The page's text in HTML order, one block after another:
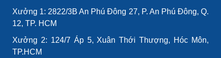
Xưởng 1: 2822/3B An Phú Đông 27, P. An Phú Đông, Q.
12, TP. HCM
Xưởng 2: 124/7 Áp 5, Xuân Thới Thượng, Hóc Môn,
TP.HCM